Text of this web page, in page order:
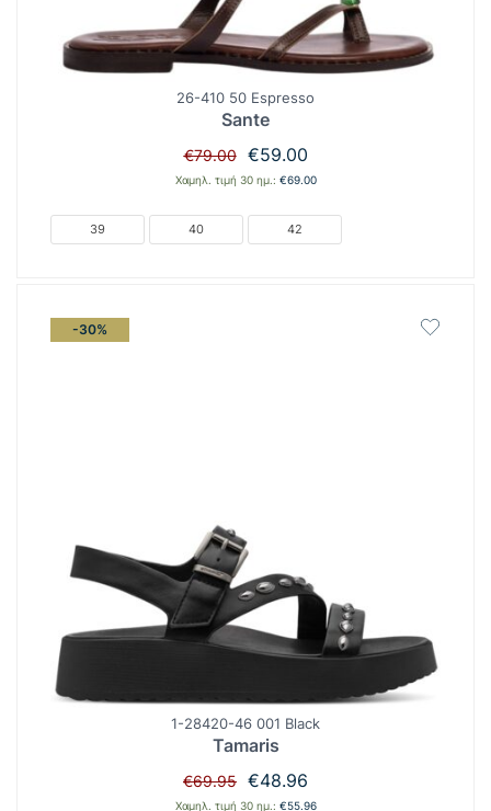
26-410 50 Espresso
Sante
€79.00
Original
price
€79.00.
€59.00Η
τρέχουσα
€59.00.
Χαμηλ. τιμή 30 ημ.: €69.00
39 40 42
-30%
1-28420-46 001 Black
Tamaris
€69.95 Original
price
€48.96
τρέχουσα
Χαμηλ. τιμή 30 ημ.: €55.96